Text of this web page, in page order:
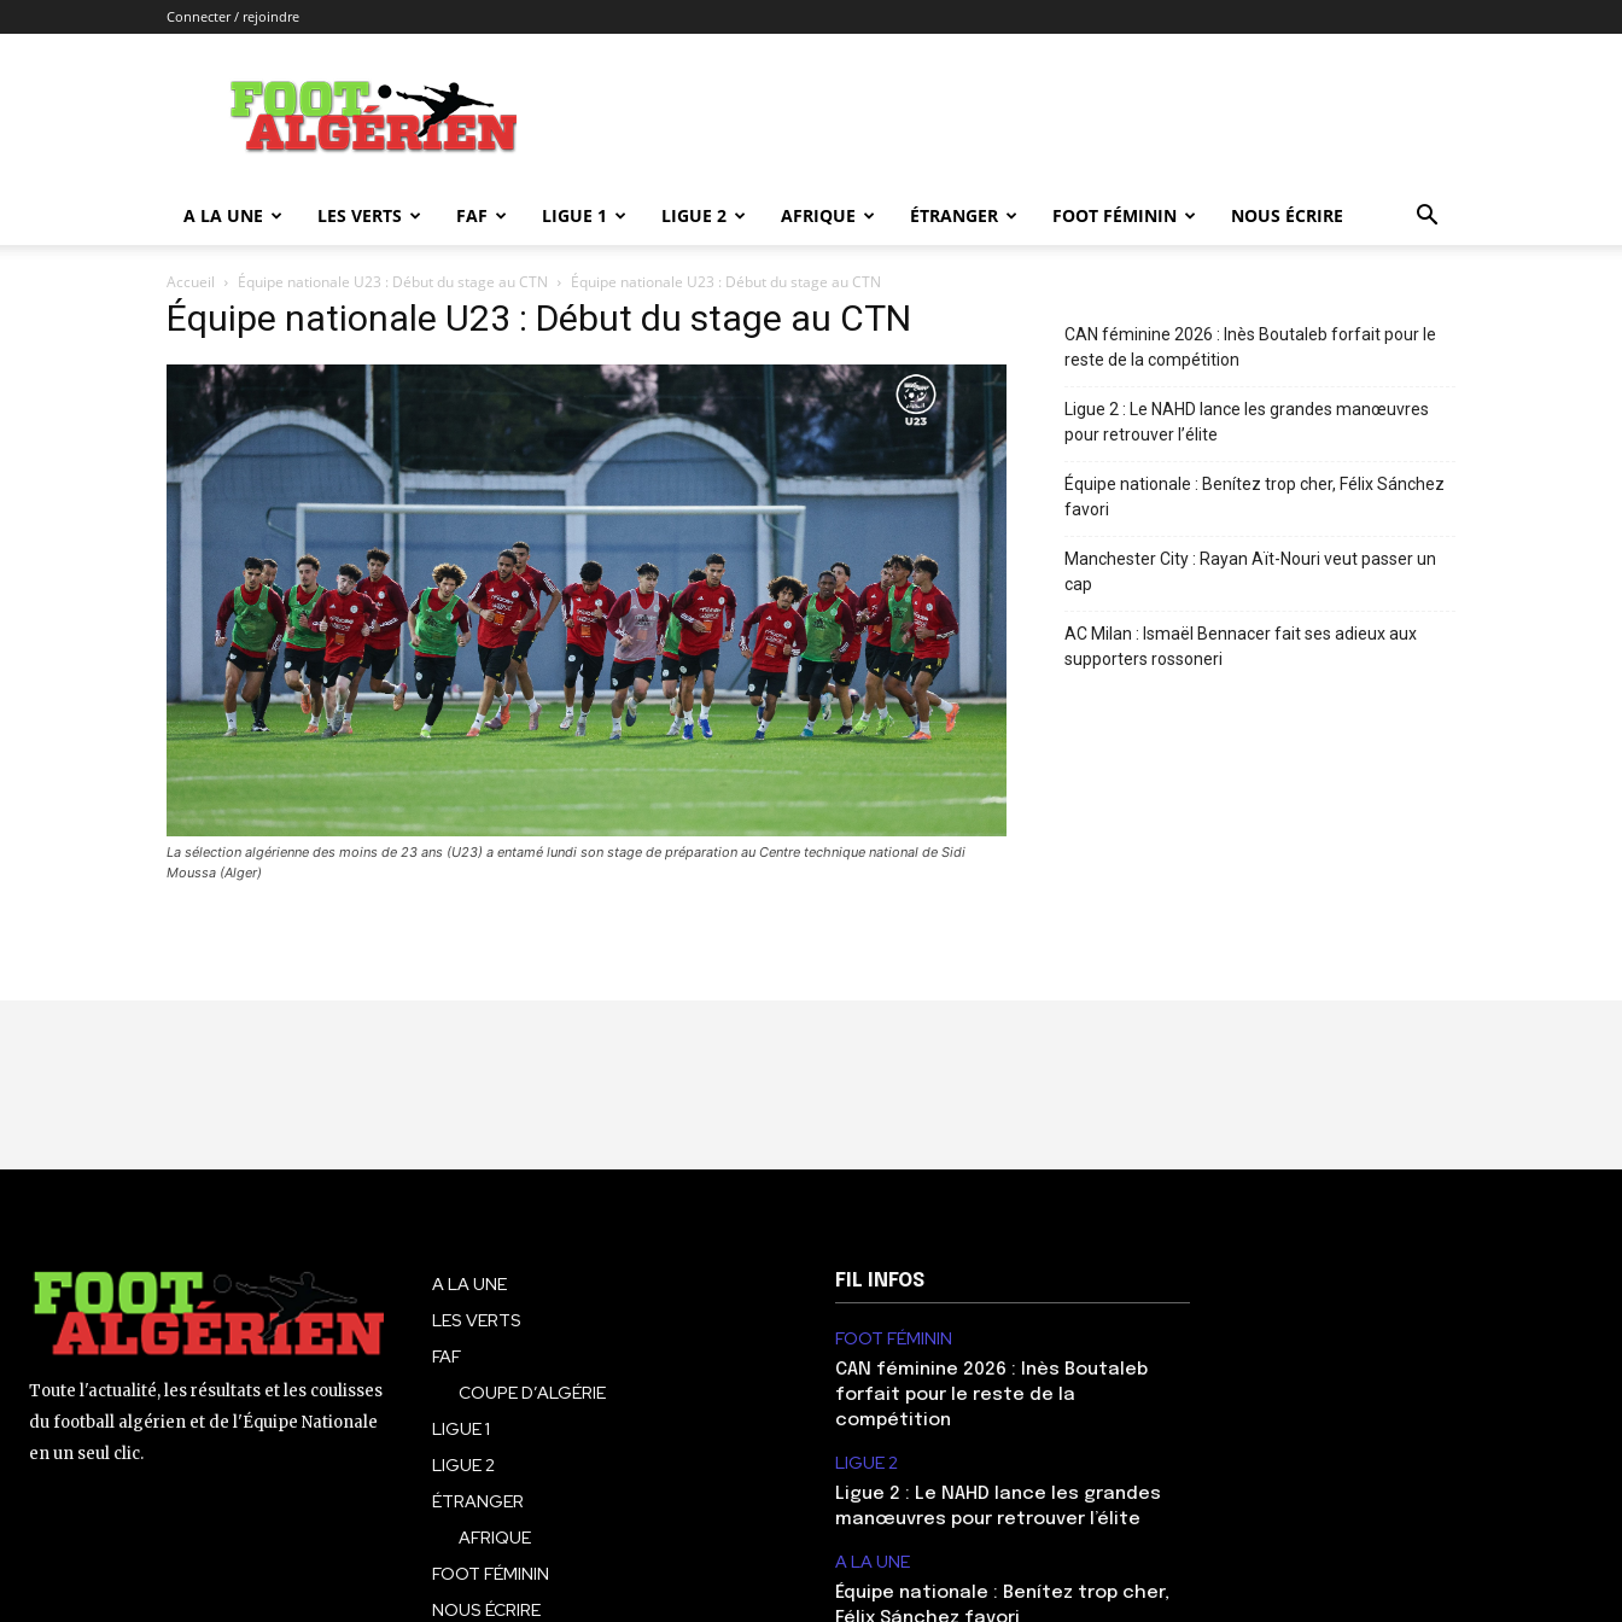
Connecter / rejoindre
FOOTALGERIEN
A LA UNE LES VERTS FAF LIGUE 1 LIGUE 2 AFRIQUE ÉTRANGER FOOT FÉMININ NOUS ÉCRIRE
Accueil Équipe nationale U23 : Début du stage au CTN Équipe nationale U23 : Début du stage au CTN
Équipe nationale U23 : Début du stage au CTN
La sélection algérienne des moins de 23 ans (U23) a entamé lundi son stage de préparation au Centre technique national de Sidi
Moussa (Alger)
CAN féminine 2026 : Inès Boutaleb forfait pour le
reste de la compétition
Ligue 2 : Le NAHD lance les grandes manœuvres
pour retrouver l’élite
Équipe nationale : Benítez trop cher, Félix Sánchez
favori
Manchester City : Rayan Aït-Nouri veut passer un
cap
AC Milan : Ismaël Bennacer fait ses adieux aux
supporters rossoneri
Toute l'actualité, les résultats et les coulisses
du football algérien et de l'Équipe Nationale
en un seul clic.
A LA UNE
LES VERTS
FAF
COUPE D’ALGÉRIE
LIGUE 1
LIGUE 2
ÉTRANGER
AFRIQUE
FOOT FÉMININ
NOUS ÉCRIRE
FIL INFOS
FOOT FÉMININ
CAN féminine 2026 : Inès Boutaleb
forfait pour le reste de la
compétition
LIGUE 2
Ligue 2 : Le NAHD lance les grandes
manœuvres pour retrouver l’élite
A LA UNE
Équipe nationale : Benítez trop cher,